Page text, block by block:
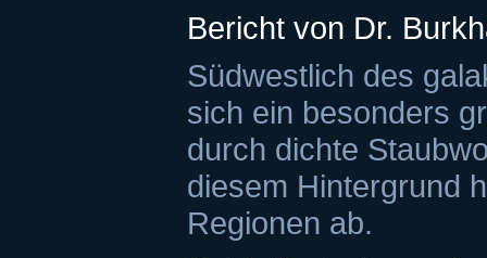
Bericht von Dr.
Südwestlich des
sich ein besonders
durch dichte
diesem Hintergrund
Regionen ab.